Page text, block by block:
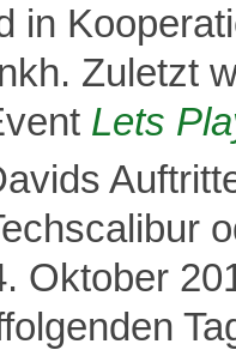
in
Zuletzt
Lets
Oktober